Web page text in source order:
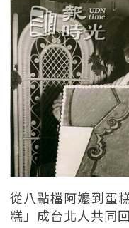
從八點檔阿嬤到蛋
糕」成台北人共同